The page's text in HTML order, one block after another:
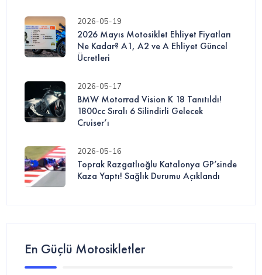
2026-05-19
2026 Mayıs Motosiklet Ehliyet Fiyatları
Ne Kadar? A1, A2 ve A Ehliyet Güncel
Ücretleri
2026-05-17
BMW Motorrad Vision K 18 Tanıtıldı!
1800cc Sıralı 6 Silindirli Gelecek
Cruiser’ı
2026-05-16
Toprak Razgatlıoğlu Katalonya GP’sinde
Kaza Yaptı! Sağlık Durumu Açıklandı
En Güçlü Motosikletler